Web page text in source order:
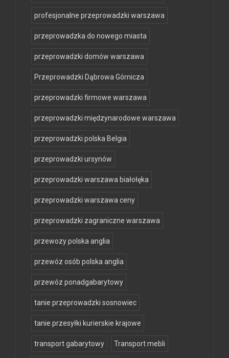
profesjonalne przeprowadzki warszawa
przeprowadzka do nowego miasta
przeprowadzki domów warszawa
Przeprowadzki Dąbrowa Górnicza
przeprowadzki firmowe warszawa
przeprowadzki międzynarodowe warszawa
przeprowadzki polska Belgia
przeprowadzki ursynów
przeprowadzki warszawa białołęka
przeprowadzki warszawa ceny
przeprowadzki zagraniczne warszawa
przewozy polska anglia
przewóz osób polska anglia
przewóz ponadgabarytowy
tanie przeprowadzki sosnowiec
tanie przesyłki kurierskie krajowe
transport gabarytowy Transport mebli